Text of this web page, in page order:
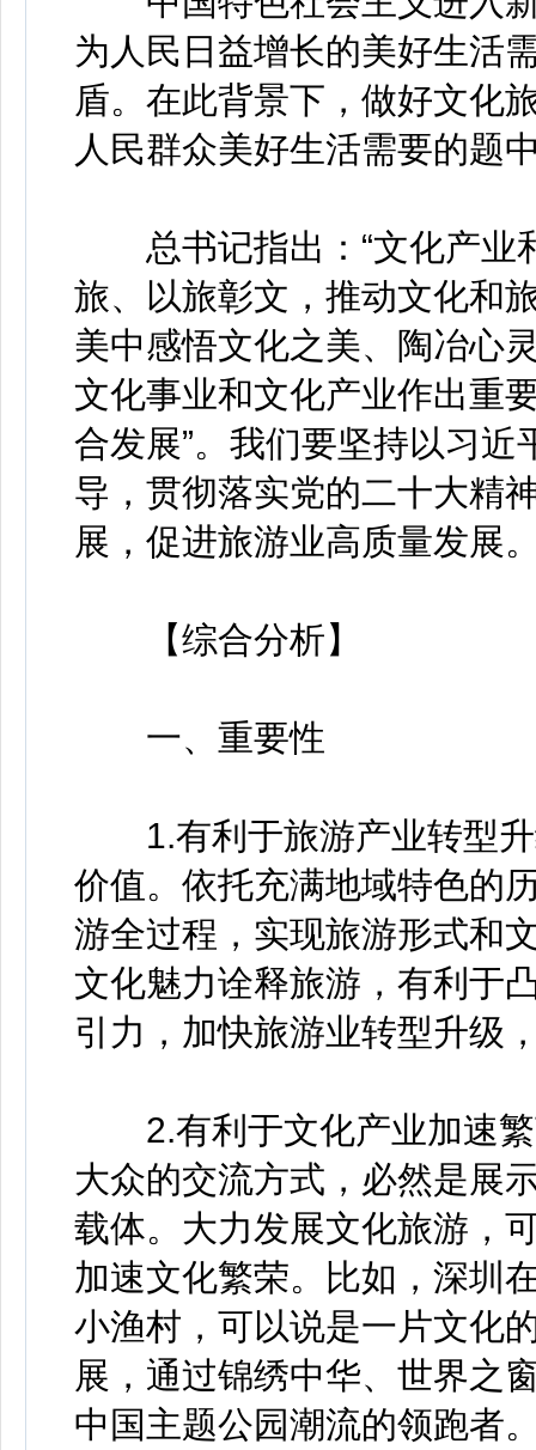
为人民日益增长的美好生活
盾。在此背景下，做好文化
人民群众美好生活需要的题
总书记指出：“文化产业
旅、以旅彰文，推动文化和
美中感悟文化之美、陶冶心
文化事业和文化产业作出重
合发展”。我们要坚持以习
导，贯彻落实党的二十大精
展，促进旅游业高质量发展
【综合分析】
一、重要性
1.有利于旅游产业转型升
价值。依托充满地域特色的
游全过程，实现旅游形式和
文化魅力诠释旅游，有利于
引力，加快旅游业转型升级
2.有利于文化产业加速繁
大众的交流方式，必然是展
载体。大力发展文化旅游，
加速文化繁荣。比如，深圳
小渔村，可以说是一片文化
展，通过锦绣中华、世界之
中国主题公园潮流的领跑者